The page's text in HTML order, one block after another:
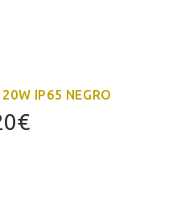
IP65 NEGRO
€